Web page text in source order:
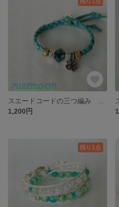
1,200円
残り1点